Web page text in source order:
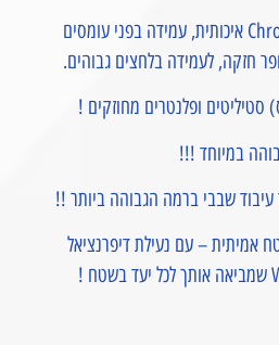
• עשויה מפלדת Chromoly 4320 איכותית, עמידה בפני עומסים
חזקה, לעמידה בלחצים גבוהים.
סטיליטים ופלנטרים מחוזקים !
במיוחד !!!
שבבי ברמה הגבוהה ביותר !!
אמיתית – עם נעילת דיפרנציאל